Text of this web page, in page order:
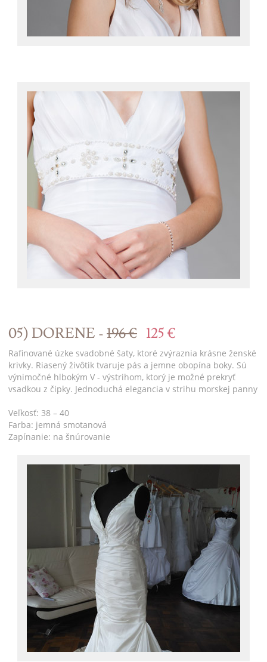
05) DORENE -196 € 125 €
Rafinované úzke svadobné šaty, ktoré zvýraznia krásne ženské
krivky. Riasený živôtik tvaruje pás a jemne obopína boky. Sú
výnimočné hlbokým V - výstrihom, ktorý je možné prekryť
vsadkou z čipky. Jednoduchá elegancia v strihu morskej panny
Veľkosť: 38 – 40
Farba: jemná smotanová
Zapínanie: na šnúrovanie